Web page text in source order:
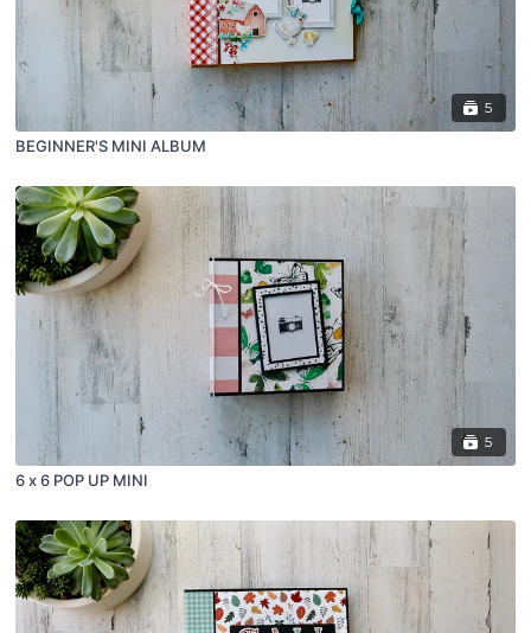
5
BEGINNER'S MINI ALBUM
5
6 x 6 POP UP MINI